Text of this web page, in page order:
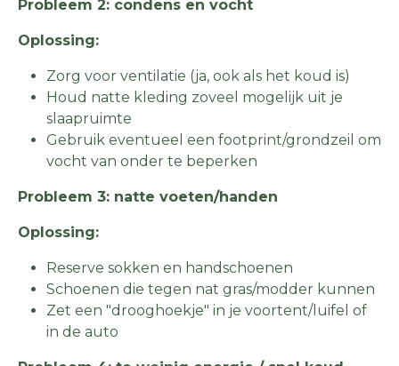
Probleem 2: condens en vocht
Oplossing:
Zorg voor ventilatie (ja, ook als het koud is)
Houd natte kleding zoveel mogelijk uit je
slaapruimte
Gebruik eventueel een footprint/grondzeil om
vocht van onder te beperken
Probleem 3: natte voeten/handen
Oplossing:
Reserve sokken en handschoenen
Schoenen die tegen nat gras/modder kunnen
Zet een "drooghoekje" in je voortent/luifel of
in de auto